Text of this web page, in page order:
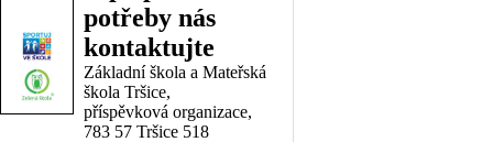
potřeby nás
kontaktujte
Základní škola a Mateřská
škola Tršice,
příspěvková organizace,
783 57 Tršice 518